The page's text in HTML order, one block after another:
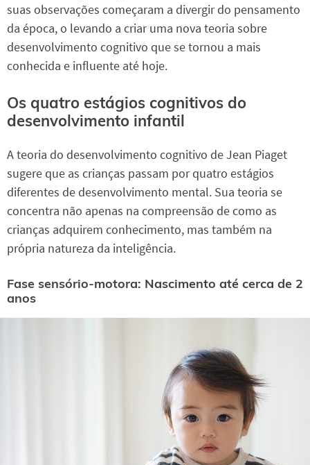
suas observações começaram a divergir do pensamento
da época, o levando a criar uma nova teoria sobre
desenvolvimento cognitivo que se tornou a mais
conhecida e influente até hoje.
Os quatro estágios cognitivos do
desenvolvimento infantil
A teoria do desenvolvimento cognitivo de Jean Piaget
sugere que as crianças passam por quatro estágios
diferentes de desenvolvimento mental. Sua teoria se
concentra não apenas na compreensão de como as
crianças adquirem conhecimento, mas também na
própria natureza da inteligência.
Fase sensório-motora: Nascimento até cerca de 2
anos